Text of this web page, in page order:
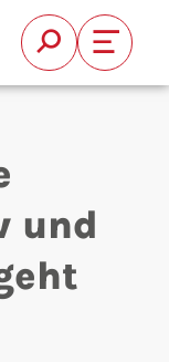
SucheFont
und
Suchen